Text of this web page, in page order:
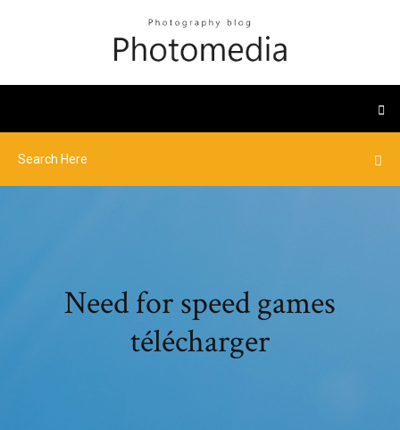
Need for speed games
télécharger